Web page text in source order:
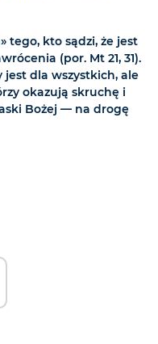
tego, kto sądzi, że jest
(por. Mt 21, 31).
jest dla wszystkich, ale
okazują skruchę i
Bożej — na drogę